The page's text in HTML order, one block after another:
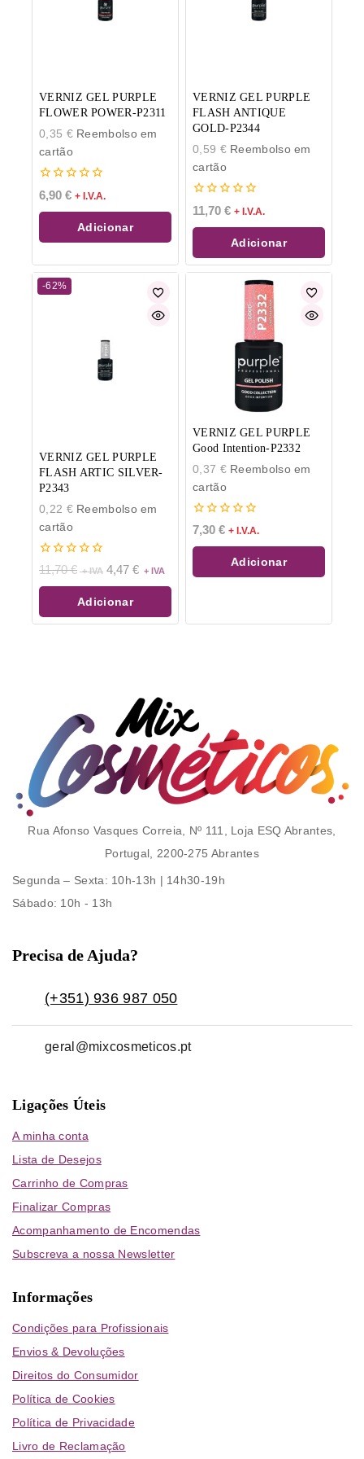
VERNIZ GEL PURPLE
FLOWER POWER-P2311
0,35 €Reembolso em
cartão
0
de
5
6,90 € + I.V.A.
Adicionar
VERNIZ GEL PURPLE
FLASH ANTIQUE
GOLD-P2344
0,59 €Reembolso em
cartão
0
de
5
11,70 € + I.V.A.
Adicionar
-62%
VERNIZ GEL PURPLE
FLASH ARTIC SILVER-
P2343
0,22 €Reembolso em
cartão
0
de
5
11,70€ 4,47 €
Adicionar
VERNIZ GEL PURPLE
Good Intention-P2332
0,37 €Reembolso em
cartão
0
de
5
7,30 € + I.V.A.
Adicionar
Rua Afonso Vasques Correia, Nº 111, Loja ESQ Abrantes,
Portugal, 2200-275 Abrantes
Segunda – Sexta: 10h-13h | 14h30-19h
Sábado: 10h - 13h
Precisa de Ajuda?
(+351) 936 987 050
geral@mixcosmeticos.pt
Ligações Úteis
A minha conta
Lista de Desejos
Carrinho de Compras
Finalizar Compras
Acompanhamento de Encomendas
Subscreva a nossa Newsletter
Informações
Condições para Profissionais
Envios & Devoluções
Direitos do Consumidor
Política de Cookies
Política de Privacidade
Livro de Reclamação